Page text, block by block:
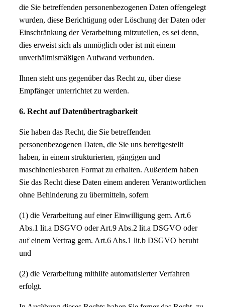
die Sie betreffenden personenbezogenen Daten offengelegt
wurden, diese Berichtigung oder Löschung der Daten oder
Einschränkung der Verarbeitung mitzuteilen, es sei denn,
dies erweist sich als unmöglich oder ist mit einem
unverhältnismäßigen Aufwand verbunden.
Ihnen steht uns gegenüber das Recht zu, über diese
Empfänger unterrichtet zu werden.
6. Recht auf Datenübertragbarkeit
Sie haben das Recht, die Sie betreffenden
personenbezogenen Daten, die Sie uns bereitgestellt
haben, in einem strukturierten, gängigen und
maschinenlesbaren Format zu erhalten. Außerdem haben
Sie das Recht diese Daten einem anderen Verantwortlichen
ohne Behinderung zu übermitteln, sofern
(1) die Verarbeitung auf einer Einwilligung gem. Art.6
Abs.1 lit.a DSGVO oder Art.9 Abs.2 lit.a DSGVO oder
auf einem Vertrag gem. Art.6 Abs.1 lit.b DSGVO beruht
und
(2) die Verarbeitung mithilfe automatisierter Verfahren
erfolgt.